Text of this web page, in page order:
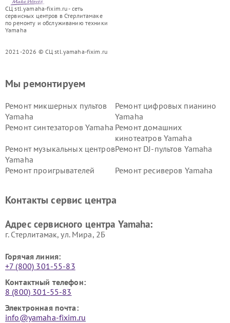
СЦ stl.yamaha-fixim.ru - сеть
сервисных центров в Стерлитамаке
по ремонту и обслуживанию техники
Yamaha
2021-2026 © СЦ stl.yamaha-fixim.ru
Мы ремонтируем
Ремонт микшерных пультов
Yamaha
Ремонт цифровых пианино
Yamaha
Ремонт синтезаторов Yamaha Ремонт домашних
кинотеатров Yamaha
Ремонт музыкальных центров
Yamaha
Ремонт DJ-пультов Yamaha
Ремонт проигрывателей
Ремонт ресиверов Yamaha
Yamaha
Yamaha
Контакты сервис центра
Адрес сервисного центра Yamaha:
г. Стерлитамак, ул. Мира, 2Б
Горячая линия:
+7 (800) 301-55-83
Контактный телефон:
8 (800) 301-55-83
Электронная почта:
info@yamaha-fixim.ru